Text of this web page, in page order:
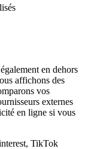
en dehors
affichons des
vos
externes
en ligne si vous
TikTok